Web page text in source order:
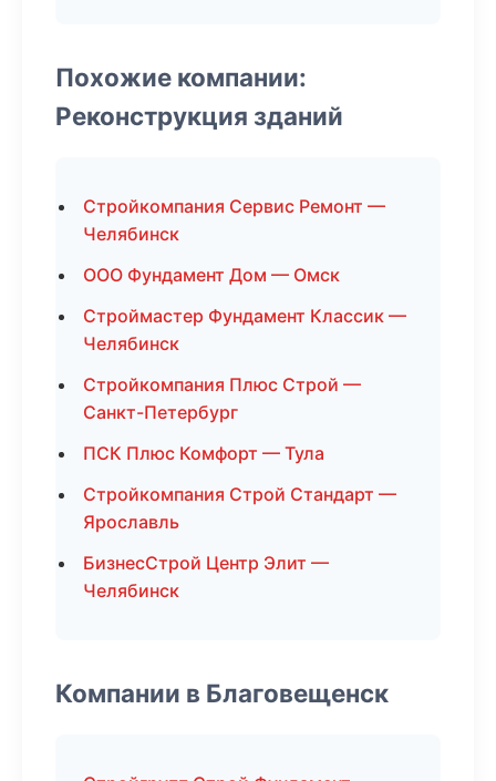
Похожие компании:
Реконструкция зданий
Стройкомпания Сервис Ремонт —
Челябинск
ООО Фундамент Дом — Омск
Строймастер Фундамент Классик —
Челябинск
Стройкомпания Плюс Строй —
Санкт-Петербург
ПСК Плюс Комфорт — Тула
Стройкомпания Строй Стандарт —
Ярославль
БизнесСтрой Центр Элит —
Челябинск
Компании в Благовещенск